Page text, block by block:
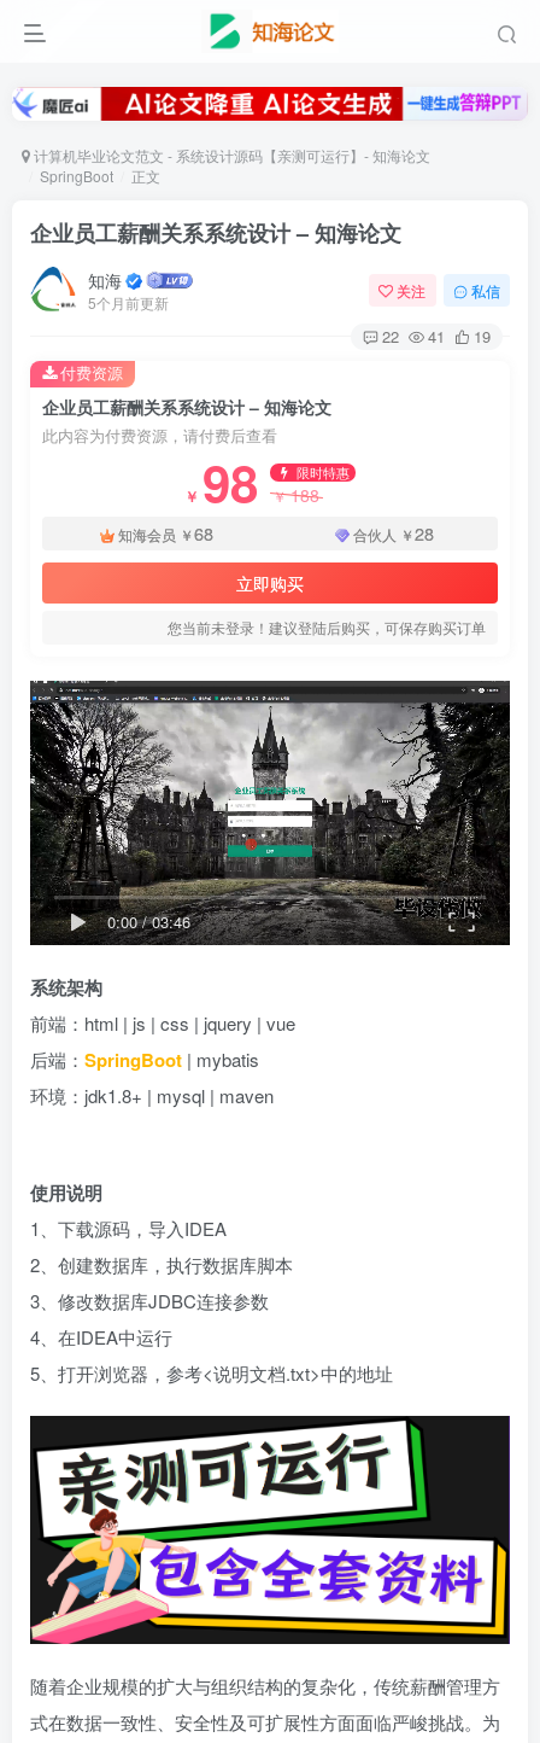
计算机毕业论文范文 - 系统设计源码【亲测可运行】- 知海论文
SpringBoot
正文
企业员工薪酬关系系统设计 – 知海论文
知海
5个月前更新
关注 私信
22 41 19
企业员工薪酬关系系统设计 – 知海论文
此内容为付费资源，请付费后查看
￥ 98 限时特惠
￥188
知海会员 ￥68 合伙人 ￥28
立即购买
您当前未登录！建议登陆后购买，可保存购买订单
付费资源
0:00/03:46
系统架构
前端：html | js | css | jquery | vue
后端： SpringBoot | mybatis
环境：jdk1.8+ | mysql | maven
使用说明
1、下载源码，导入IDEA
2、创建数据库，执行数据库脚本
3、修改数据库JDBC连接参数
4、在IDEA中运行
5、打开浏览器，参考<说明文档.txt>中的地址
随着企业规模的扩大与组织结构的复杂化，传统薪酬管理方
式在数据一致性、安全性及可扩展性方面面临严峻挑战。为